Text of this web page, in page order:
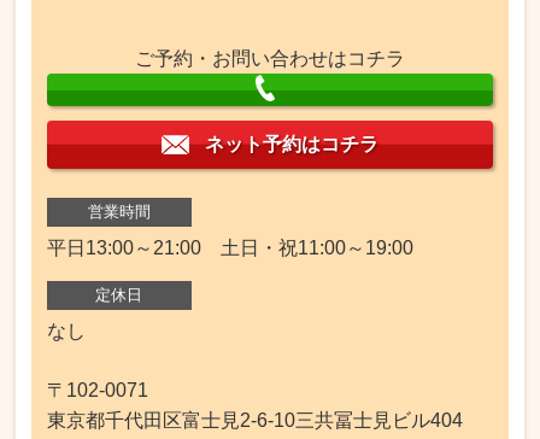
ご予約・お問い合わせはコチラ
ネット予約はコチラ
営業時間
平日13:00～21:00 土日・祝11:00～19:00
定休日
なし
〒102-0071
東京都千代田区富士見2-6-10三共冨士見ビル404